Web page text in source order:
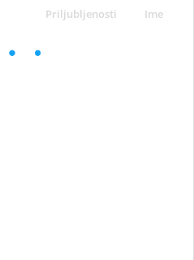
Priljubljenosti Ime